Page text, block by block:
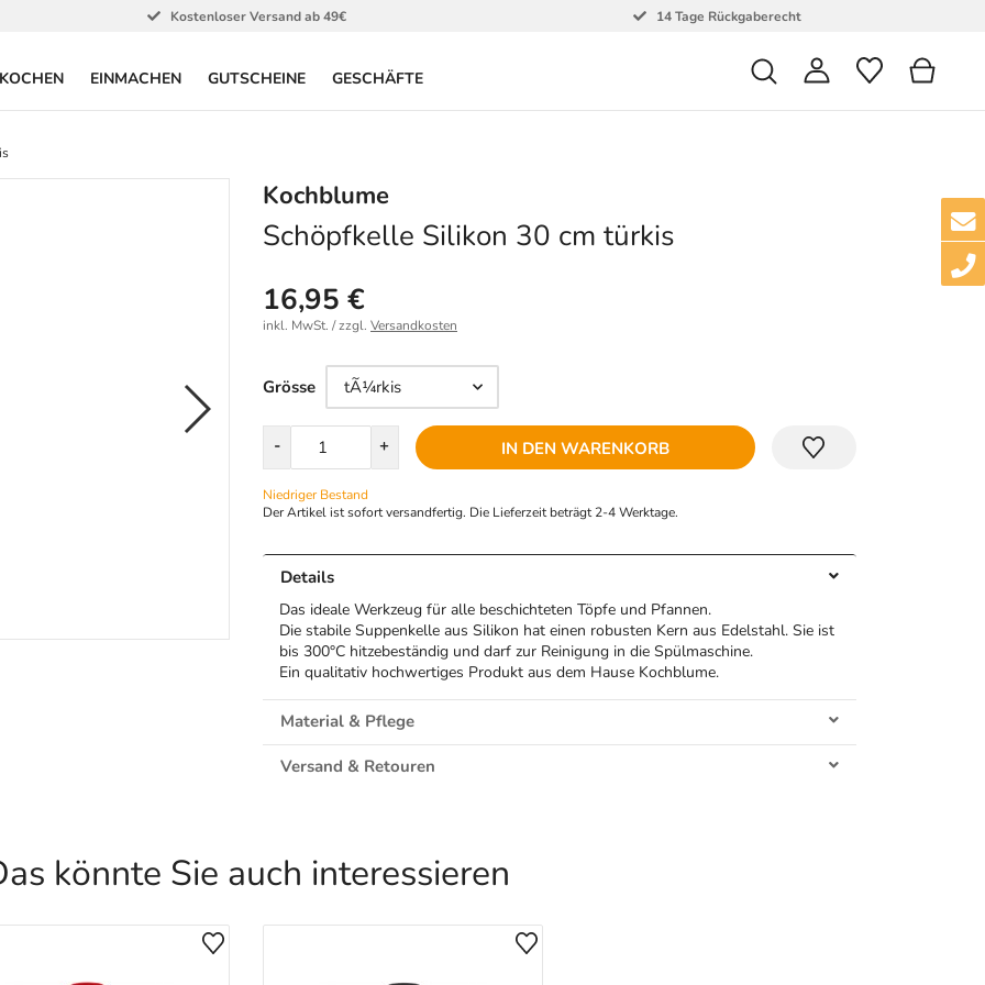
Kostenloser Versand ab 49€ 14 Tage Rückgaberecht
KOCHEN EINMACHEN GUTSCHEINE GESCHÄFTE
Kochblume
Schöpfkelle Silikon 30 cm türkis
16,95 €
inkl. MwSt. / zzgl. Versandkosten
Grösse
Größe
- + IN DEN WARENKORB
Niedriger Bestand
Der Artikel ist sofort versandfertig. Die Lieferzeit beträgt 2-4 Werktage.
Details
Das ideale Werkzeug für alle beschichteten Töpfe und Pfannen.
Die stabile Suppenkelle aus Silikon hat einen robusten Kern aus Edelstahl. Sie ist
bis 300°C hitzebeständig und darf zur Reinigung in die Spülmaschine.
Ein qualitativ hochwertiges Produkt aus dem Hause Kochblume.
Material & Pflege
Versand & Retouren
könnte Sie auch interessieren